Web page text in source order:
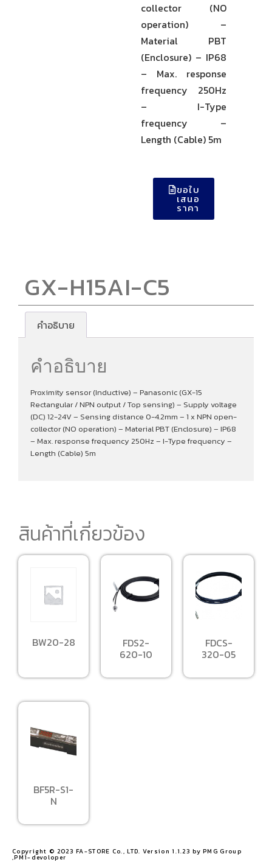
collector (NO
operation) –
Material PBT
(Enclosure) – IP68
– Max. response
frequency 250Hz
– I-Type
frequency –
Length (Cable) 5m
ขอใบ
เสนอ
ราคา
GX-H15AI-C5
คำอธิบาย
คำอธิบาย
Proximity sensor (Inductive) – Panasonic (GX-15
Rectangular / NPN output / Top sensing) – Supply voltage
(DC) 12-24V – Sensing distance 0-4.2mm – 1 x NPN open-
collector (NO operation) – Material PBT (Enclosure) – IP68
– Max. response frequency 250Hz – I-Type frequency –
Length (Cable) 5m
สินค้าที่เกี่ยวข้อง
BW20-28 FDS2-
620-10
FDCS-
320-05
BF5R-S1-
N
Copyright © 2023 FA-STORE Co., LTD. Version 1.1.23 by PMG Group
,PM1-devoloper​